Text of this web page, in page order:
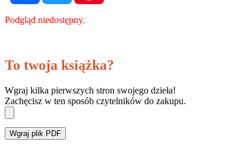
Podgląd niedostępny.
To twoja książka?
Wgraj kilka pierwszych stron swojego dzieła!
Zachęcisz w ten sposób czytelników do zakupu.
Wgraj plik PDF